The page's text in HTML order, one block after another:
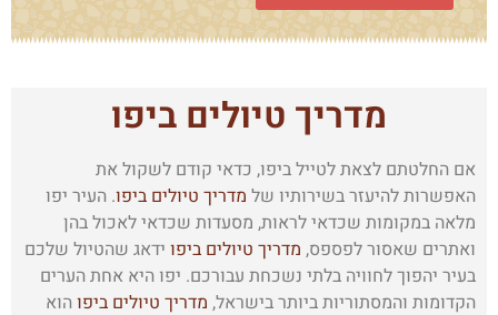
מדריך טיולים ביפו
אם החלטתם לצאת לטייל ביפו, כדאי קודם לשקול את
האפשרות להיעזר בשירותיו של מדריך טיולים ביפו. העיר יפו
מלאה במקומות שכדאי לראות, מסעדות שכדאי לאכול בהן
ואתרים שאסור לפספס, מדריך טיולים ביפו ידאג שהטיול שלכם
בעיר יהפוך לחוויה בלתי נשכחת עבורכם. יפו היא אחת הערים
הקדומות והמסתוריות ביותר בישראל, מדריך טיולים ביפוהוא